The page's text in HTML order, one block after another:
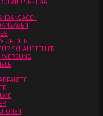
SP 404A
OPENER
SCHAUSTELLER